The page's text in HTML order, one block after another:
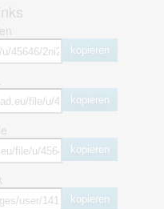
kopieren
kopieren
kopieren
kopieren